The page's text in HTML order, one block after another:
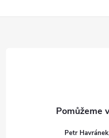
Petr Havránek